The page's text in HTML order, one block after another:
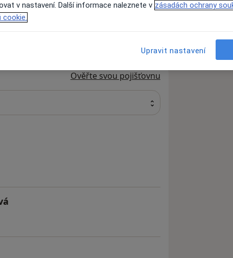
zařízení společnosti MEDICON a.s
Ověřte svou pojišťovnu
v nastavení. Další informace naleznete v zásadách ochrany
cookie.
Upravit nastavení